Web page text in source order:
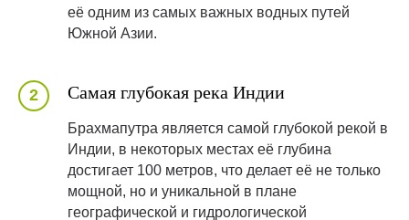
её одним из самых важных водных путей
Южной Азии.
Самая глубокая река Индии
Брахмапутра является самой глубокой рекой в
Индии, в некоторых местах её глубина
достигает 100 метров, что делает её не только
мощной, но и уникальной в плане
географической и гидрологической